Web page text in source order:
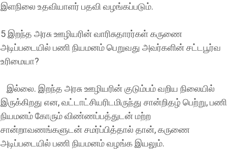
இளநிலை உதவியாளர் பதவி வழங்கப்படும்.
5 இறந்த அரசு ஊழியரின் வாரிசுதாரர்கள் கருணை
அடிப்படையில் பணி நியமனம் பெறுவது அவர்களின் சட்டபூர்வ
உரிமையா?
இல்லை. இறந்த அரசு ஊழியரின் குடும்பம் வறிய நிலையில்
இருக்கிறது என, வட்டாட்சியரிடமிருந்து சான்றிதழ் பெற்று, பணி
நியமனம் கோரும் விண்ணப்பத்துடன் மற்ற
சான்றாவணங்களுடன் சமர்ப்பித்தால் தான், கருணை
அடிப்படையில் பணி நியமனம் வழங்க இயலும்.